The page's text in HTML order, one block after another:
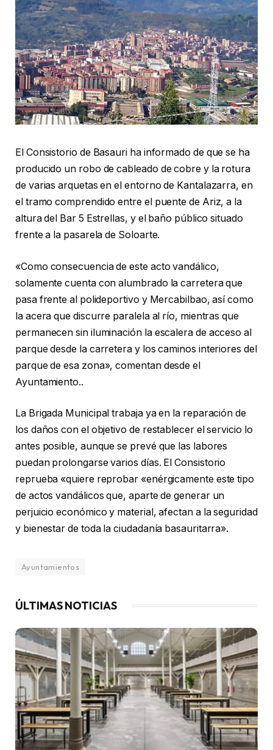
El Consistorio de Basauri ha informado de que se ha
producido un robo de cableado de cobre y la rotura
de varias arquetas en el entorno de Kantalazarra, en
el tramo comprendido entre el puente de Ariz, a la
altura del Bar 5 Estrellas, y el baño público situado
frente a la pasarela de Soloarte.
«Como consecuencia de este acto vandálico,
solamente cuenta con alumbrado la carretera que
pasa frente al polideportivo y Mercabilbao, así como
la acera que discurre paralela al río, mientras que
permanecen sin iluminación la escalera de acceso al
parque desde la carretera y los caminos interiores del
parque de esa zona», comentan desde el
Ayuntamiento..
La Brigada Municipal trabaja ya en la reparación de
los daños con el objetivo de restablecer el servicio lo
antes posible, aunque se prevé que las labores
puedan prolongarse varios días. El Consistorio
reprueba «quiere reprobar «enérgicamente este tipo
de actos vandálicos que, aparte de generar un
perjuicio económico y material, afectan a la seguridad
y bienestar de toda la ciudadanía basauritarra».
Ayuntamientos
ÚLTIMAS NOTICIAS